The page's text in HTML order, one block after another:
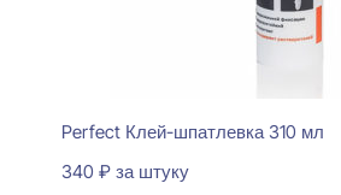
Perfect Клей-шпатлевка 310 мл
340 ₽ за штуку